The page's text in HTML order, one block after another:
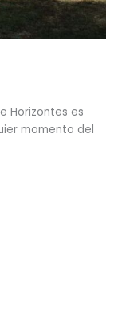
Horizontes es
momento del